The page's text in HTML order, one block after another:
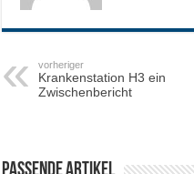
vorheriger
Krankenstation H3 ein
Zwischenbericht